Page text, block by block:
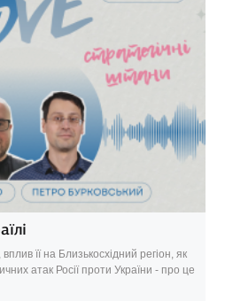
її на Близькосхідний регіон, як
атак Росії проти України - про це